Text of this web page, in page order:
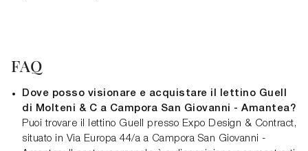
FAQ
Dove posso visionare e acquistare il lettino Guell
di Molteni & C a Campora San Giovanni - Amantea?
Puoi trovare il lettino Guell presso Expo Design & Contract,
situato in Via Europa 44/a a Campora San Giovanni -